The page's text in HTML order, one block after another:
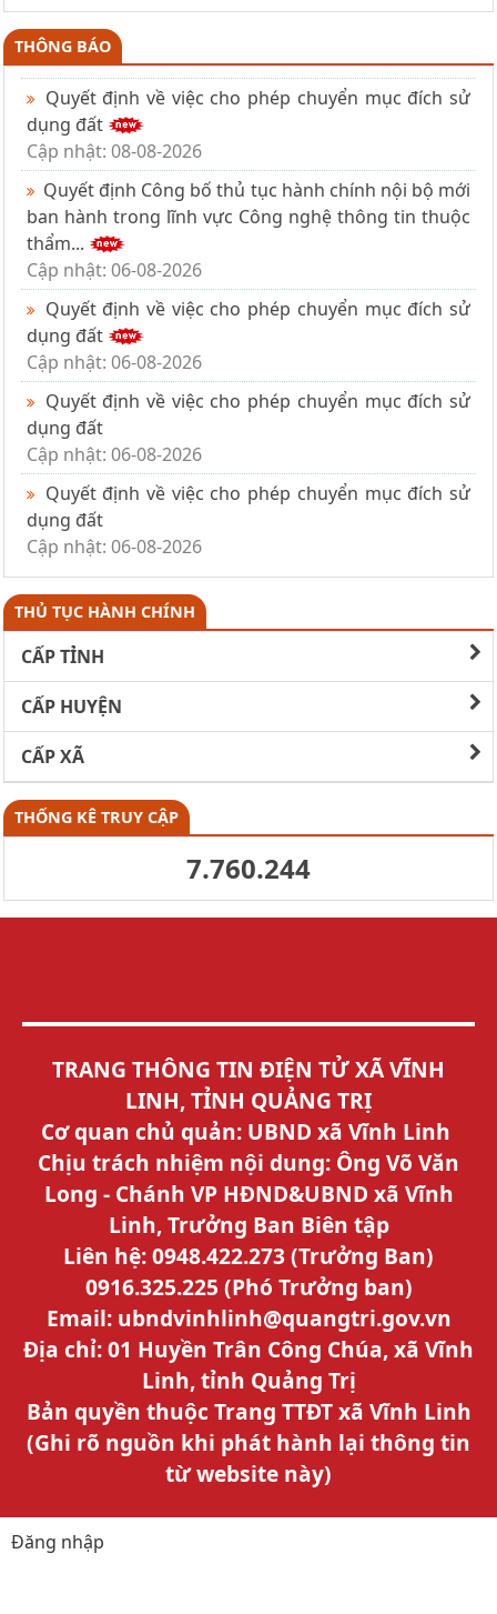
THÔNG BÁO
Quyết định về việc cho phép chuyển mục đích sử
dụng đất
Cập nhật: 08-08-2026
Quyết định Công bố thủ tục hành chính nội bộ mới
ban hành trong lĩnh vực Công nghệ thông tin thuộc
thẩm...
Cập nhật: 06-08-2026
Quyết định về việc cho phép chuyển mục đích sử
dụng đất
Cập nhật: 06-08-2026
Quyết định về việc cho phép chuyển mục đích sử
dụng đất
Cập nhật: 06-08-2026
Quyết định về việc cho phép chuyển mục đích sử
dụng đất
Cập nhật: 06-08-2026
THỦ TỤC HÀNH CHÍNH
CẤP TỈNH
CẤP HUYỆN
CẤP XÃ
THỐNG KÊ TRUY CẬP
7.760.244
TRANG THÔNG TIN ĐIỆN TỬ XÃ VĨNH
LINH, TỈNH QUẢNG TRỊ
Cơ quan chủ quản: UBND xã Vĩnh Linh
Chịu trách nhiệm nội dung: Ông Võ Văn
Long - Chánh VP HĐND&UBND xã Vĩnh
Linh, Trưởng Ban Biên tập
Liên hệ: 0948.422.273 (Trưởng Ban)
0916.325.225 (Phó Trưởng ban)
Email: ubndvinhlinh@quangtri.gov.vn
Địa chỉ: 01 Huyền Trân Công Chúa, xã Vĩnh
Linh, tỉnh Quảng Trị
Bản quyền thuộc Trang TTĐT xã Vĩnh Linh
(Ghi rõ nguồn khi phát hành lại thông tin
từ website này)
Đăng nhập